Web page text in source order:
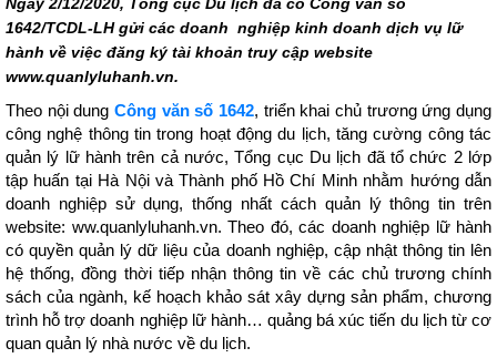
Ngày 2/12/2020, Tổng cục Du lịch đã có Công văn số
1642/TCDL-LH gửi các doanh nghiệp kinh doanh dịch vụ lữ
hành về việc đăng ký tài khoản truy cập website
www.quanlyluhanh.vn.
Theo nội dung Công văn số 1642, triển khai chủ trương ứng dụng
công nghệ thông tin trong hoạt động du lịch, tăng cường công tác
quản lý lữ hành trên cả nước, Tổng cục Du lịch đã tổ chức 2 lớp
tập huấn tại Hà Nội và Thành phố Hồ Chí Minh nhằm hướng dẫn
doanh nghiệp sử dụng, thống nhất cách quản lý thông tin trên
website: ww.quanlyluhanh.vn. Theo đó, các doanh nghiệp lữ hành
có quyền quản lý dữ liệu của doanh nghiệp, cập nhật thông tin lên
hệ thống, đồng thời tiếp nhận thông tin về các chủ trương chính
sách của ngành, kế hoạch khảo sát xây dựng sản phẩm, chương
trình hỗ trợ doanh nghiệp lữ hành… quảng bá xúc tiến du lịch từ cơ
quan quản lý nhà nước về du lịch.